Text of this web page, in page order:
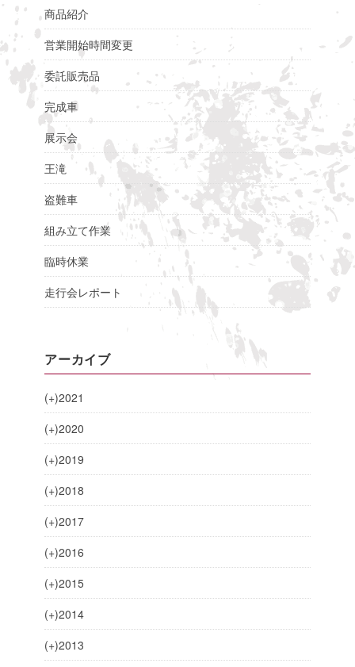
商品紹介
営業開始時間変更
委託販売品
完成車
展示会
王滝
盗難車
組み立て作業
臨時休業
走行会レポート
アーカイブ
(+)2021
(+)2020
(+)2019
(+)2018
(+)2017
(+)2016
(+)2015
(+)2014
(+)2013